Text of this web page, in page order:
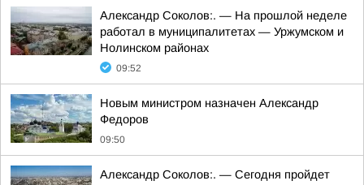
Александр Соколов:. — На прошлой неделе
работал в муниципалитетах — Уржумском и
Нолинском районах
09:52
Новым министром назначен Александр
Федоров
09:50
Александр Соколов:. — Сегодня пройдет